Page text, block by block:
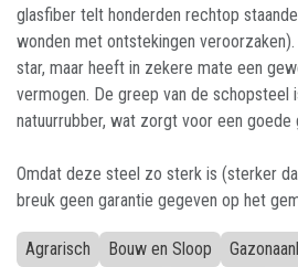
glasfiber telt honderden rechtop
wonden met ontstekingen
star, maar heeft in zekere mate een
vermogen. De greep van de schopsteel
natuurrubber, wat zorgt voor een goede
Omdat deze steel zo sterk is (sterker
breuk geen garantie gegeven op het
Agrarisch Bouw en Sloop